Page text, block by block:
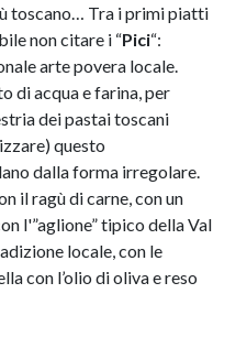
toscano… Tra i primi piatti
non citare i “Pici“:
arte povera locale.
di acqua e farina, per
dei pastai toscani
questo
dalla forma irregolare.
il ragù di carne, con un
l'”aglione” tipico della Val
locale, con le
con l’olio di oliva e reso